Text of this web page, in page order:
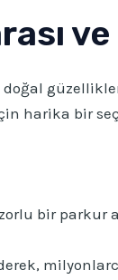
harika bir
bir parkur